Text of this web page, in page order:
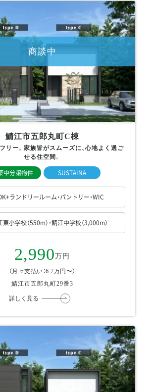
商談中
鯖江市五郎丸町C棟
リー。家族皆がスムーズに、心地よく過ご
せる住空間。
中分譲物件 SUSTAINA
ランドリールーム・パントリー・WIC
東小学校（550m）・鯖江中学校（3,000m）
2,990万円
（月々支払い：6.7万円〜）
鯖江市五郎丸町29番3
詳しく見る